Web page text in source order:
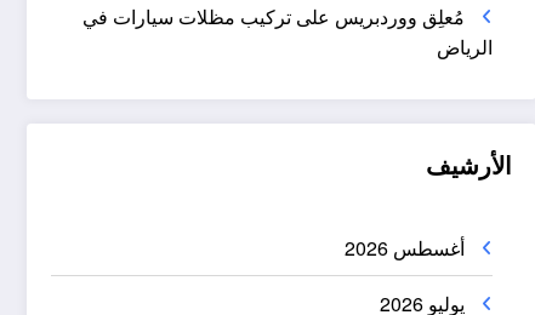
مُعلِق ووردبريس علىتركيب مظلات سيارات في
الرياض
الأرشيف
أغسطس 2026
يوليو 2026